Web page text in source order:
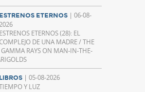
ESTRENOS ETERNOS | 06-08-
ESTRENOS ETERNOS (28): EL
COMPLEJO DE UNA MADRE / THE
GAMMA RAYS ON MAN-IN-THE-
LIBROS | 05-08-2026
Y LUZ